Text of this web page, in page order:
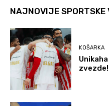
NAJNOVIJE SPORTSKE
KOŠARKA
zvezde!